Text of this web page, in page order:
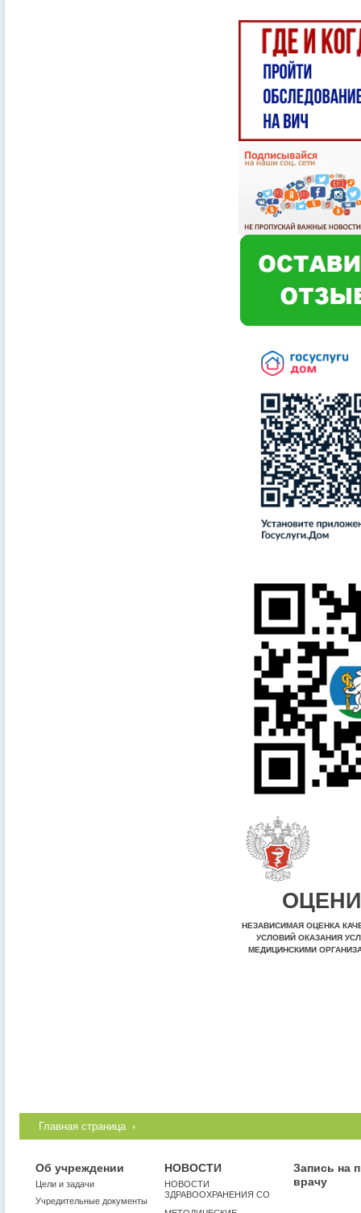
НЕЗАВИСИМАЯ ОЦЕНКА
УСЛОВИЙ ОКАЗАНИЯ
МЕДИЦИНСКИМИ
Главная страница
Об учреждении
Цели и задачи
Учредительные документы
НОВОСТИ
НОВОСТИ
ЗДРАВООХРАНЕНИЯ СО
Запись на
врачу